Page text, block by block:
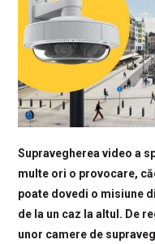
Supravegherea video a
multe ori o provocare,
poate dovedi o misiune
de la un caz la altul. De
unor camere de